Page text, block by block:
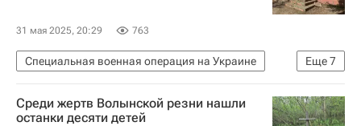
31 мая 2025, 20:29 763
Еще7
Специальная военная операция на Украине
Происшествия
Белгородская область
Шебекино
Леонид Слуцкий (политик)
Среди жертв Волынской резни нашли
останки десяти детей